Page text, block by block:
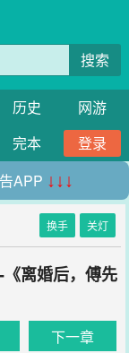
搜索
历史
网游
完本
登录
APP ↓↓↓
换手 关灯
离婚后，傅先
下一章